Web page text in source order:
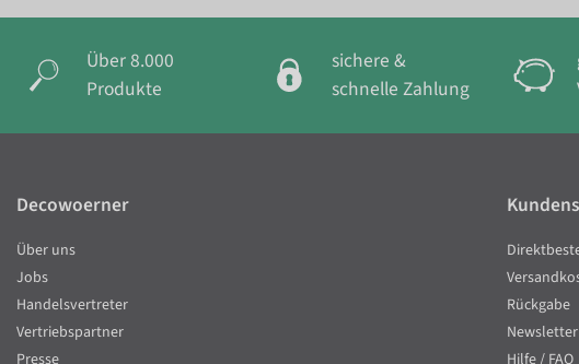
Über 8.000
Produkte
sichere &
schnelle Zahlung
Decowoerner
Über uns
Jobs
Handelsvertreter
Vertriebspartner
Rückgabe
Newsletter